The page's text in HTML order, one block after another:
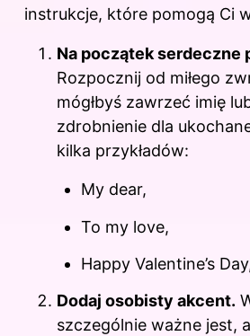
instrukcje, które pomogą Ci
Na początek serdeczne
Rozpocznij od miłego
mógłbyś zawrzeć imię
zdrobnienie dla
kilka przykładów:
My dear,
To my love,
Happy Valentine’s
Dodaj osobisty akcent.
szczególnie ważne jest,